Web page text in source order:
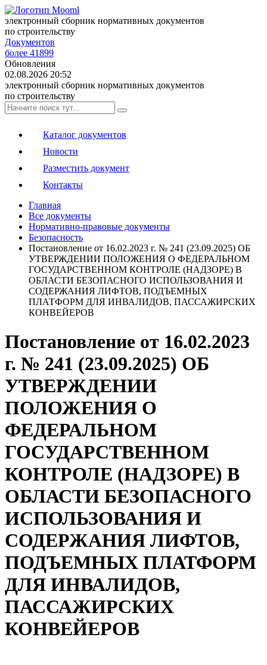
электронный сборник нормативных документов
по строительству
Документов
более 41899
Обновления
02.08.2026 20:52
электронный сборник нормативных документов
по строительству
Каталог документов
Новости
Разместить документ
Контакты
Главная
Все документы
Нормативно-правовые документы
Безопасность
Постановление от 16.02.2023 г. № 241 (23.09.2025) ОБ
УТВЕРЖДЕНИИ ПОЛОЖЕНИЯ О ФЕДЕРАЛЬНОМ
ГОСУДАРСТВЕННОМ КОНТРОЛЕ (НАДЗОРЕ) В
ОБЛАСТИ БЕЗОПАСНОГО ИСПОЛЬЗОВАНИЯ И
СОДЕРЖАНИЯ ЛИФТОВ, ПОДЪЕМНЫХ
ПЛАТФОРМ ДЛЯ ИНВАЛИДОВ, ПАССАЖИРСКИХ
КОНВЕЙЕРОВ
Постановление от 16.02.2023
г. № 241 (23.09.2025) ОБ
УТВЕРЖДЕНИИ
ПОЛОЖЕНИЯ О
ФЕДЕРАЛЬНОМ
ГОСУДАРСТВЕННОМ
КОНТРОЛЕ (НАДЗОРЕ) В
ОБЛАСТИ БЕЗОПАСНОГО
ИСПОЛЬЗОВАНИЯ И
СОДЕРЖАНИЯ ЛИФТОВ,
ПОДЪЕМНЫХ ПЛАТФОРМ
ДЛЯ ИНВАЛИДОВ,
ПАССАЖИРСКИХ
КОНВЕЙЕРОВ